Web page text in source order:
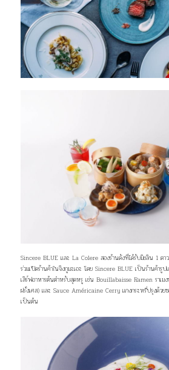
Sincere BLUE และ La Colere สองร้านดังที่ได้รับมิชลิน 1 ด
ร่วมเปิดร้านค้าในจิงกูมะเอะ โดย Sincere BLUE เป็นร้านค้า
เสิร์ฟอาหารต้นตำหรับสุดหรู เช่น Bouillabaisse Ramen ราเม
ฝรั่งเศส) และ Sauce Américaine Cerry แกงกระหรี่ปรุงด้วยซ
เป็นต้น